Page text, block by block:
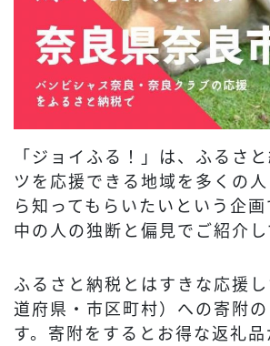
「ジョイふる！」は、ふるさ
ツを応援できる地域を多くの
ら知ってもらいたいという企画
中の人の独断と偏見でご紹介し
ふるさと納税とはすきな応援
道府県・市区町村）への寄附
す。寄附をするとお得な返礼品